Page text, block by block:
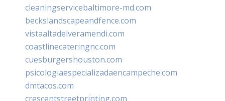
cleaningservicebaltimore-md.com
beckslandscapeandfence.com
vistaaltadelveramendi.com
coastlinecateringnc.com
cuesburgershouston.com
psicologiaespecializadaencampeche.com
dmtacos.com
crescentstreetprinting.com